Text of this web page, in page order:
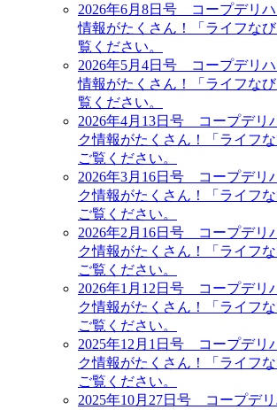
2026年6月8日号 コープデリ
情報がたくさん！「ライフな
覧ください。
2026年5月4日号 コープデリ
情報がたくさん！「ライフな
覧ください。
2026年4月13日号 コープデリ
ク情報がたくさん！「ライフ
ご覧ください。
2026年3月16日号 コープデリ
ク情報がたくさん！「ライフ
ご覧ください。
2026年2月16日号 コープデリ
ク情報がたくさん！「ライフ
ご覧ください。
2026年1月12日号 コープデリ
ク情報がたくさん！「ライフ
ご覧ください。
2025年12月1日号 コープデリ
ク情報がたくさん！「ライフ
ご覧ください。
2025年10月27日号 コープデ